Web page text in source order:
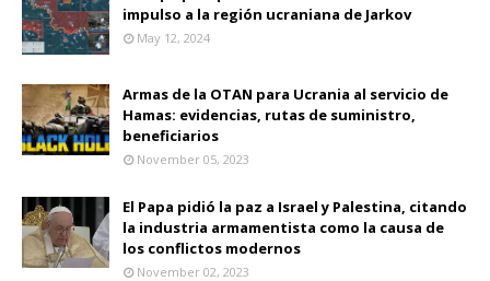
impulso a la región ucraniana de Jarkov
May 12, 2024
Armas de la OTAN para Ucrania al servicio de
Hamas: evidencias, rutas de suministro,
beneficiarios
November 05, 2023
El Papa pidió la paz a Israel y Palestina, citando
la industria armamentista como la causa de
los conflictos modernos
November 02, 2023